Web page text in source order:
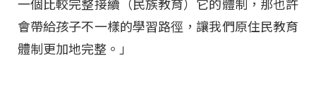
一個比較完整接續（民族教育）它的體制，那也許
會帶給孩子不一樣的學習路徑，讓我們原住民教育
體制更加地完整。」